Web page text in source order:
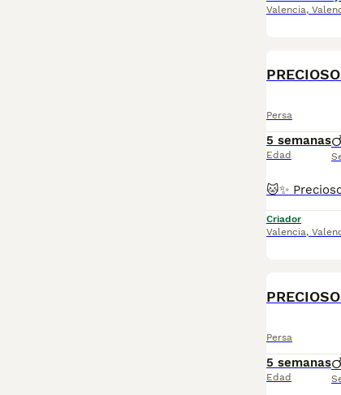
Valencia,
Persa
5 semanas
Edad
Criador
Valencia,
Persa
5 semanas
Edad